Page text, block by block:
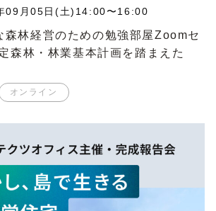
09月05日(土) 14:00〜16:00
森林経営のための勉強部屋Zoomセ
森林・林業基本計画を踏まえた
オンライン